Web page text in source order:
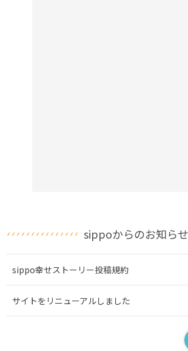
sippoからのお知らせ
sippo幸せストーリー投稿規約
サイトをリニューアルしました